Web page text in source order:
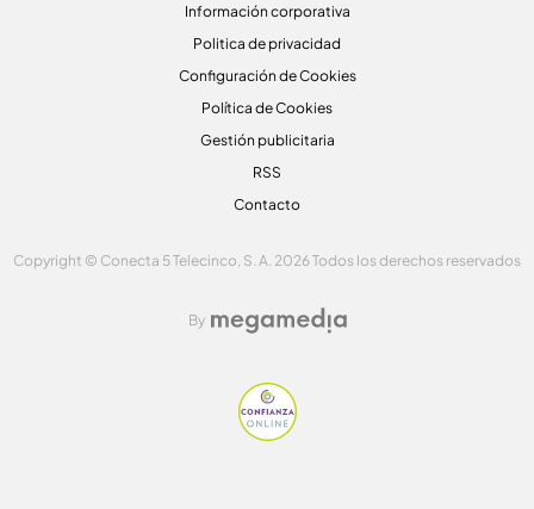
Información corporativa
Politica de privacidad
Configuración de Cookies
Política de Cookies
Gestión publicitaria
RSS
Contacto
Copyright © Conecta 5 Telecinco, S. A. 2026 Todos los derechos reservados
By